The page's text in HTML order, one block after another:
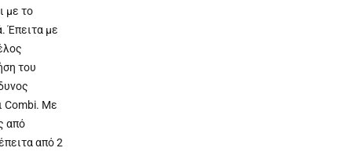
με το
Έπειτα με
του
Combi. Με
από
από 2